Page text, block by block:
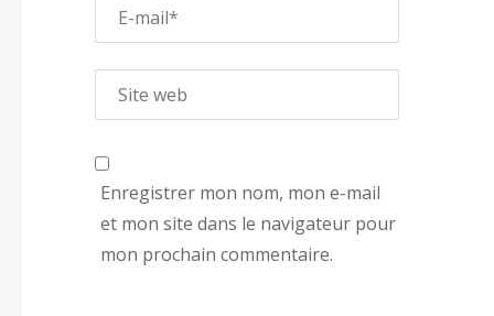
Enregistrer mon nom, mon e-mail
et mon site dans le navigateur pour
mon prochain commentaire.